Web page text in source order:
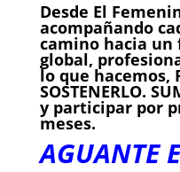
Desde El
acompañando
camino hacia
global,
lo que hacemos,
SOSTENERLO.
y participar por
meses.
AGUANTE